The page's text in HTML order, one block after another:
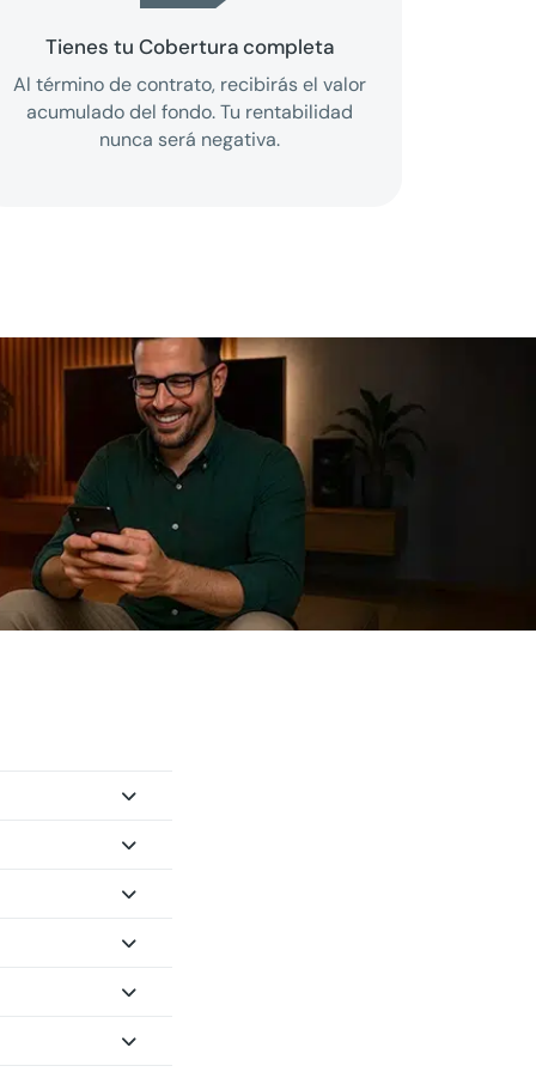
Tienes tu Cobertura completa
Al término de contrato, recibirás el valor
acumulado del fondo. Tu rentabilidad
nunca será negativa.